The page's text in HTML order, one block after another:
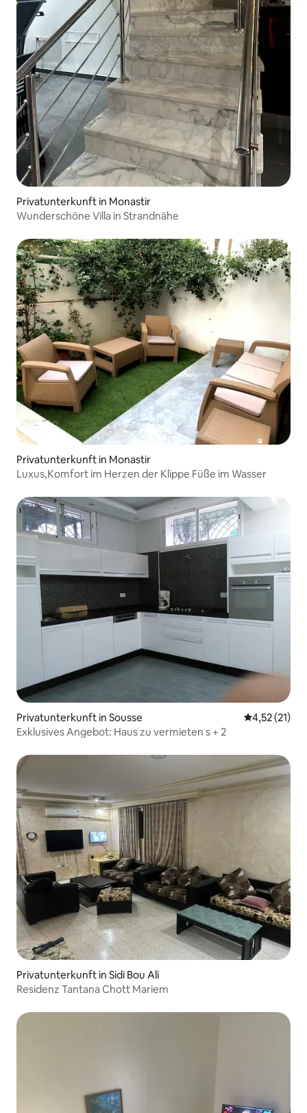
Privatunterkunft in Monastir
Wunderschöne Villa in Strandnähe
Privatunterkunft in Monastir
Luxus,Komfort im Herzen der Klippe Füße im Wasser
Privatunterkunft in Sousse
4,52 (21)
Exklusives Angebot: Haus zu vermieten s + 2
Privatunterkunft in Sidi Bou Ali
Residenz Tantana Chott Mariem